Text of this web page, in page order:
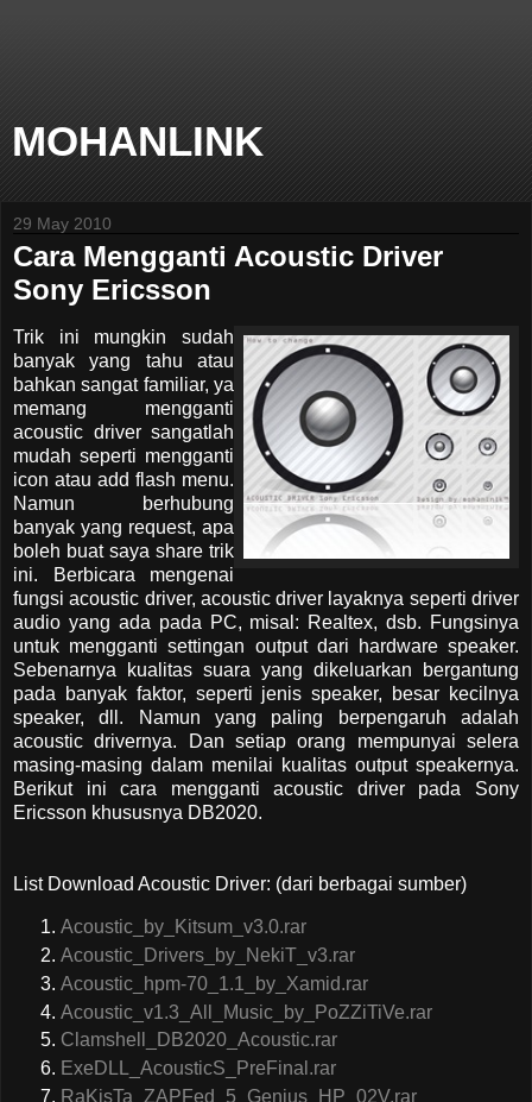
MOHANLINK
29 May 2010
Cara Mengganti Acoustic Driver
Sony Ericsson
Trik ini mungkin sudah
banyak yang tahu atau
bahkan sangat familiar, ya
memang mengganti
acoustic driver sangatlah
mudah seperti mengganti
icon atau add flash menu.
Namun berhubung
banyak yang request, apa
boleh buat saya share trik
ini. Berbicara mengenai
fungsi acoustic driver, acoustic driver layaknya seperti driver
audio yang ada pada PC, misal: Realtex, dsb. Fungsinya
untuk mengganti settingan output dari hardware speaker.
Sebenarnya kualitas suara yang dikeluarkan bergantung
pada banyak faktor, seperti jenis speaker, besar kecilnya
speaker, dll. Namun yang paling berpengaruh adalah
acoustic drivernya. Dan setiap orang mempunyai selera
masing-masing dalam menilai kualitas output speakernya.
Berikut ini cara mengganti acoustic driver pada Sony
Ericsson khususnya DB2020.
List Download Acoustic Driver: (dari berbagai sumber)
Acoustic_by_Kitsum_v3.0.rar
Acoustic_Drivers_by_NekiT_v3.rar
Acoustic_hpm-70_1.1_by_Xamid.rar
Acoustic_v1.3_All_Music_by_PoZZiTiVe.rar
Clamshell_DB2020_Acoustic.rar
ExeDLL_AcousticS_PreFinal.rar
RaKisTa_ZAPFed_5_Genius_HP_02V.rar